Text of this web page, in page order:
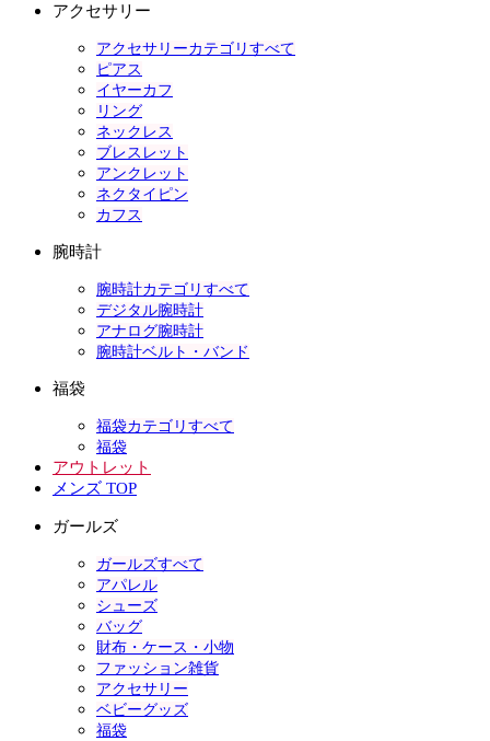
アクセサリー
アクセサリーカテゴリすべて
ピアス
イヤーカフ
リング
ネックレス
ブレスレット
アンクレット
ネクタイピン
カフス
腕時計
腕時計カテゴリすべて
デジタル腕時計
アナログ腕時計
腕時計ベルト・バンド
福袋
福袋カテゴリすべて
福袋
アウトレット
メンズ TOP
ガールズ
ガールズすべて
アパレル
シューズ
バッグ
財布・ケース・小物
ファッション雑貨
アクセサリー
ベビーグッズ
福袋